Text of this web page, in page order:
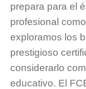
prepara para el
profesional
exploramos los
prestigioso
considerarlo
educativo. El